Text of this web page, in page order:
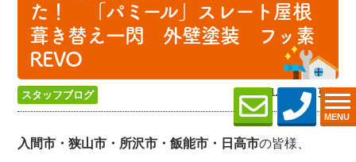
MENU
た！ 「パミール」スレート屋根
葺き替え一閃 外壁塗装 フッ素
REVO
スタッフブログ 2024.11.23 (Sat) 更新
入間市・狭山市・所沢市・飯能市・日高市の皆様、